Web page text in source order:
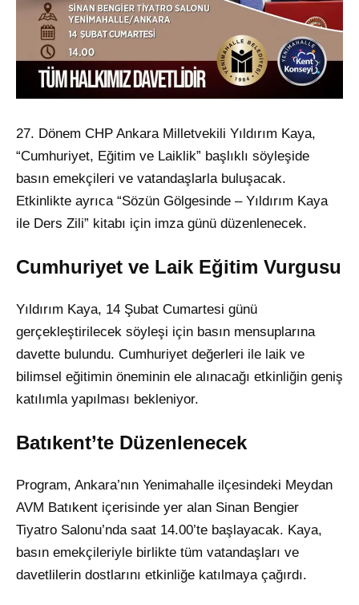
27. Dönem CHP Ankara Milletvekili Yıldırım Kaya,
“Cumhuriyet, Eğitim ve Laiklik” başlıklı söyleşide
basın emekçileri ve vatandaşlarla buluşacak.
Etkinlikte ayrıca “Sözün Gölgesinde – Yıldırım Kaya
ile Ders Zili” kitabı için imza günü düzenlenecek.
Cumhuriyet ve Laik Eğitim Vurgusu
Yıldırım Kaya, 14 Şubat Cumartesi günü
gerçekleştirilecek söyleşi için basın mensuplarına
davette bulundu. Cumhuriyet değerleri ile laik ve
bilimsel eğitimin öneminin ele alınacağı etkinliğin geniş
katılımla yapılması bekleniyor.
Batıkent’te Düzenlenecek
Program, Ankara’nın Yenimahalle ilçesindeki Meydan
AVM Batıkent içerisinde yer alan Sinan Bengier
Tiyatro Salonu’nda saat 14.00’te başlayacak. Kaya,
basın emekçileriyle birlikte tüm vatandaşları ve
davetlilerin dostlarını etkinliğe katılmaya çağırdı.